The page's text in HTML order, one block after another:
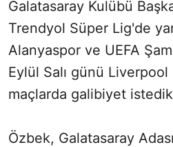
Galatasaray Kulübü
Trendyol Süper Lig'de
Alanyaspor ve UEFA
Eylül Salı günü Liverpool
maçlarda galibiyet
Özbek, Galatasaray